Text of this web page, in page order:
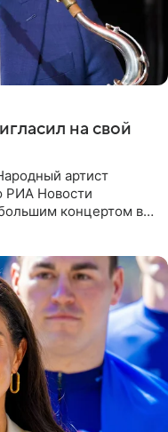
на свой
артист
РИА Новости
концертом в